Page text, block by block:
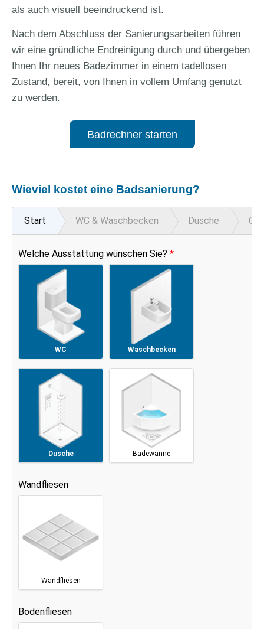
als auch visuell beeindruckend ist.
Nach dem Abschluss der Sanierungsarbeiten führen
wir eine gründliche Endreinigung durch und übergeben
Ihnen Ihr neues Badezimmer in einem tadellosen
Zustand, bereit, von Ihnen in vollem Umfang genutzt
zu werden.
Badrechner starten
Wieviel kostet eine Badsanierung?